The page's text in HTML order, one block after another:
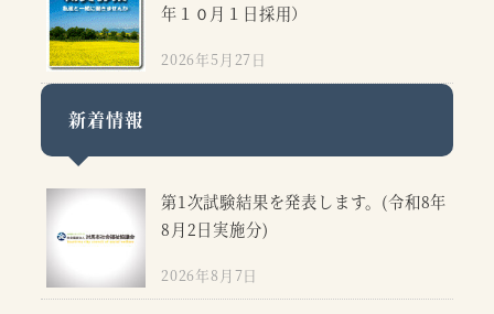
年１０月１日採用）
2026年5月27日
新着情報
第1次試験結果を発表します。(令和8年
8月2日実施分)
2026年8月7日